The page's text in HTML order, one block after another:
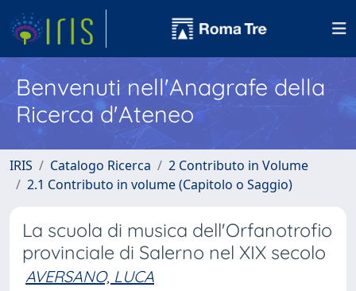
Benvenuti nell'Anagrafe della
Ricerca d'Ateneo
IRIS Catalogo Ricerca
2 Contributo in Volume
2.1 Contributo in volume (Capitolo o Saggio)
La scuola di musica dell'Orfanotrofio
provinciale di Salerno nel XIX secolo
AVERSANO, LUCA